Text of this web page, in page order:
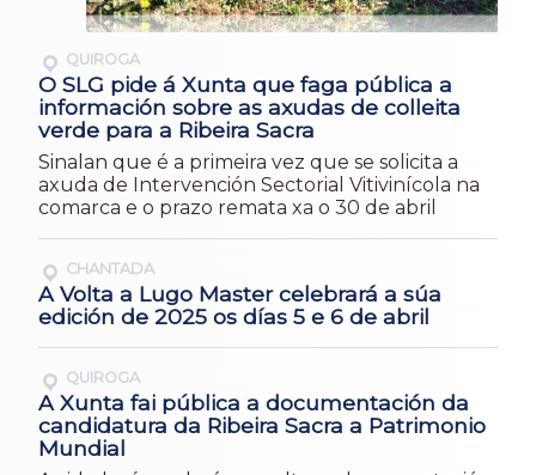
QUIROGA
O SLG pide á Xunta que faga pública a
información sobre as axudas de colleita
verde para a Ribeira Sacra
Sinalan que é a primeira vez que se solicita a
axuda de Intervención Sectorial Vitivinícola na
comarca e o prazo remata xa o 30 de abril
CHANTADA
A Volta a Lugo Master celebrará a súa
edición de 2025 os días 5 e 6 de abril
QUIROGA
A Xunta fai pública a documentación da
candidatura da Ribeira Sacra a Patrimonio
Mundial